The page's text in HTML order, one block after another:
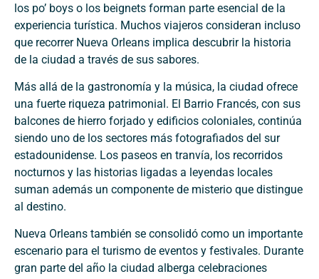
los po’ boys o los beignets forman parte esencial de la
experiencia turística. Muchos viajeros consideran incluso
que recorrer Nueva Orleans implica descubrir la historia
de la ciudad a través de sus sabores.
Más allá de la gastronomía y la música, la ciudad ofrece
una fuerte riqueza patrimonial. El Barrio Francés, con sus
balcones de hierro forjado y edificios coloniales, continúa
siendo uno de los sectores más fotografiados del sur
estadounidense. Los paseos en tranvía, los recorridos
nocturnos y las historias ligadas a leyendas locales
suman además un componente de misterio que distingue
al destino.
Nueva Orleans también se consolidó como un importante
escenario para el turismo de eventos y festivales. Durante
gran parte del año la ciudad alberga celebraciones